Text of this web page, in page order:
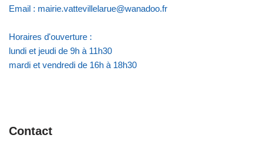
Email : mairie.vattevillelarue@wanadoo.fr
Horaires d'ouverture :
lundi et jeudi de 9h à 11h30
mardi et vendredi de 16h à 18h30
Contact